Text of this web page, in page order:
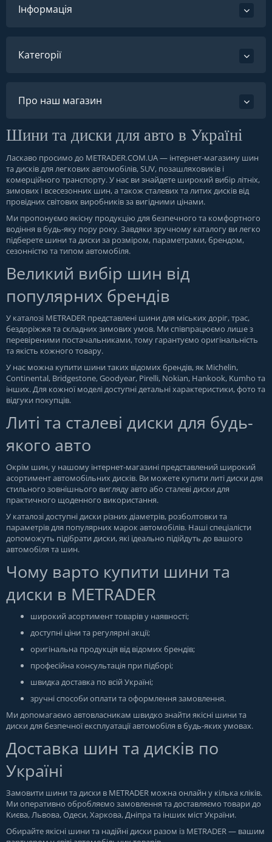
Інформація
Категорії
Про наш магазин
Шини та диски для авто в Україні
Ласкаво просимо до METRADER.COM.UA— інтернет-магазину шин
та дисків для легкових автомобілів, SUV, позашляховиків і
комерційного транспорту. У нас ви знайдете широкий вибір літніх,
зимових і всесезонних шин, а також сталевих та литих дисків від
провідних світових виробників за вигідними цінами.
Ми пропонуємо якісну продукцію для безпечного та комфортного
водіння в будь-яку пору року. Завдяки зручному каталогу ви легко
підберете шини та диски за розміром, параметрами, брендом,
сезонністю та типом автомобіля.
Великий вибір шин від
популярних брендів
У каталозі METRADER представлені шини для міських доріг, трас,
бездоріжжя та складних зимових умов. Ми співпрацюємо лише з
перевіреними постачальниками, тому гарантуємо оригінальність
та якість кожного товару.
У нас можна купити шини таких відомих брендів, як Michelin,
Continental, Bridgestone, Goodyear, Pirelli, Nokian, Hankook, Kumho та
інших. Для кожної моделі доступні детальні характеристики, фото та
відгуки покупців.
Литі та сталеві диски для будь-
якого авто
Окрім шин, у нашому інтернет-магазині представлений широкий
асортимент автомобільних дисків. Ви можете купити литі диски для
стильного зовнішнього вигляду авто або сталеві диски для
практичного щоденного використання.
У каталозі доступні диски різних діаметрів, розболтовки та
параметрів для популярних марок автомобілів. Наші спеціалісти
допоможуть підібрати диски, які ідеально підійдуть до вашого
автомобіля та шин.
Чому варто купити шини та
диски в METRADER
широкий асортимент товарів у наявності;
доступні ціни та регулярні акції;
оригінальна продукція від відомих брендів;
професійна консультація при підборі;
швидка доставка по всій Україні;
зручні способи оплати та оформлення замовлення.
Ми допомагаємо автовласникам швидко знайти якісні шини та
диски для безпечної експлуатації автомобіля в будь-яких умовах.
Доставка шин та дисків по
Україні
Замовити шини та диски в METRADER можна онлайн у кілька кліків.
Ми оперативно обробляємо замовлення та доставляємо товари до
Києва, Львова, Одеси, Харкова, Дніпра та інших міст України.
Обирайте якісні шини та надійні диски разом із METRADER — вашим